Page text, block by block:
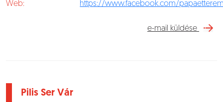
Web:
https://www.facebook.com/
e-mail küldése
Pilis Ser Vár